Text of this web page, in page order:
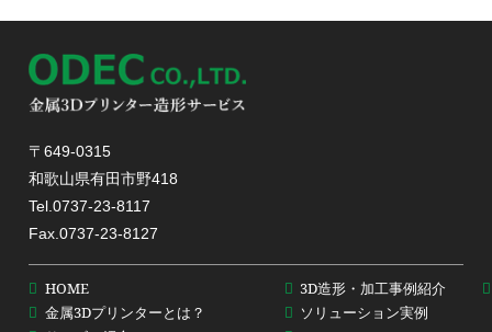
〒649-0315
和歌山県有田市野418
Tel.0737-23-8117
Fax.0737-23-8127
HOME
金属3Dプリンターとは？
3D造形・加工事例紹介
ソリューション実例